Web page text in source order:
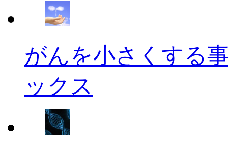
がんを小さくする
ックス